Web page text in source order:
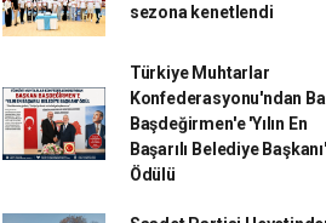
sezona kenetlendi
Türkiye Muhtarlar
Konfederasyonu'ndan
Başdeğirmen'e 'Yılın En
Başarılı Belediye Başkanı'
Ödülü